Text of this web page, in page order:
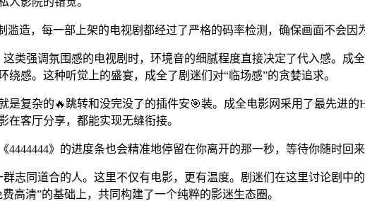
造，每一部上架的电视剧都经过了严格的码率检测，确保画面不会因
类强调氛围感的电视剧时，环境音的细腻程度直接决定了代入感。成
感。这种听觉上的盛宴，成全了剧迷们对“临场感”的贪婪追求。
复杂的🔥跳转和没完没了的插件安🎯装。成全电影网采用了最先进
客厅分享，都能实现无缝衔接。
》的进度条也会精准地停留在你离开的那一秒，等待你随时回
志同道合的人。这里不仅有电影，更有温度。剧迷们在这里讨论剧中
高清”的基础上，共同构建了一个纯粹的影迷生态圈。